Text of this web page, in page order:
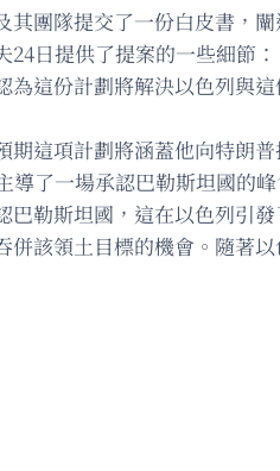
其團隊提交了一份白皮書，
24日提供了提案的一些細節
為這份計劃將解決以色列與
期這項計劃將涵蓋他向特朗
導了一場承認巴勒斯坦國的
巴勒斯坦國，這在以色列引
併該領土目標的機會。隨著